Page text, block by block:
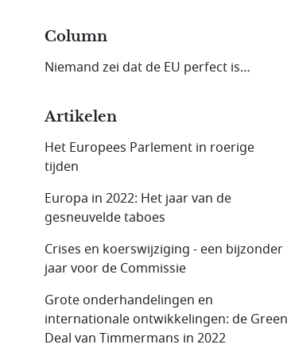
Column
Niemand zei dat de EU perfect is…
Artikelen
Het Europees Parlement in roerige
tijden
Europa in 2022: Het jaar van de
gesneuvelde taboes
Crises en koerswijziging - een bijzonder
jaar voor de Commissie
Grote onderhandelingen en
internationale ontwikkelingen: de Green
Deal van Timmermans in 2022